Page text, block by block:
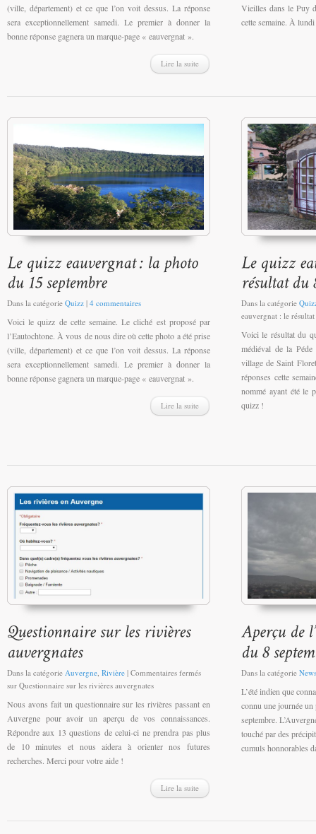
(ville, département) et ce que l’on voit dessus. La réponse
sera exceptionnellement samedi. Le premier à donner la
bonne réponse gagnera un marque-page « eauvergnat ».
Lire la suite
Vieilles dans le Puy
cette semaine. À
Dans la catégorie Quizz | 4 commentaires
Voici le quizz de cette semaine. Le cliché est proposé par
l’Eautochtone. À vous de nous dire où cette photo a été prise
(ville, département) et ce que l’on voit dessus. La réponse
sera exceptionnellement samedi. Le premier à donner la
bonne réponse gagnera un marque-page « eauvergnat ».
Lire la suite
Dans la catégorie
eauvergnat : le
Voici le résultat du
médiéval de la
village de Saint
réponses cette
nommé ayant été le
quizz !
Dans la catégorie Auvergne Rivière | Commentaires fermés
sur Questionnaire sur les rivières auvergnates
Nous avons fait un questionnaire sur les rivières passant en
Auvergne pour avoir un aperçu de vos connaissances.
Répondre aux 13 questions de celui-ci ne prendra pas plus
de 10 minutes et nous aidera à orienter nos futures
recherches. Merci pour votre aide !
Lire la suite
Dans la catégorie News
L’été indien que
connu une journée
septembre.
touché par des
cumuls honnorables